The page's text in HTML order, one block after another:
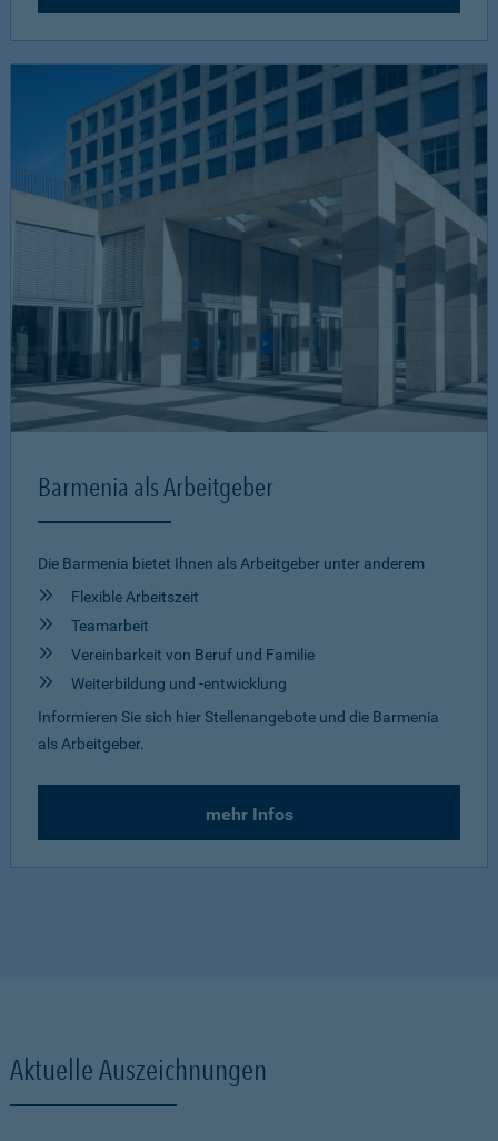
Barmenia als Arbeitgeber
Die Barmenia bietet Ihnen als Arbeitgeber unter anderem
Flexible Arbeitszeit
Teamarbeit
Vereinbarkeit von Beruf und Familie
Weiterbildung und -entwicklung
Informieren Sie sich hier Stellenangebote und die Barmenia
als Arbeitgeber.
mehr Infos
Aktuelle Auszeichnungen